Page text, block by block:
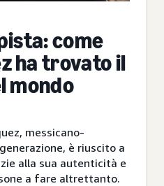
come
ha trovato il
mondo
messicano-
è riuscito a
alla sua autenticità e
a fare altrettanto.